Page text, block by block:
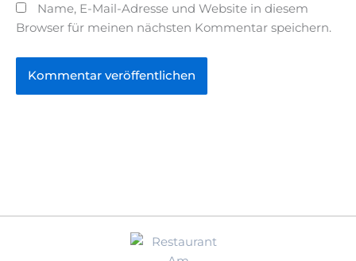
Name, E-Mail-Adresse und Website in diesem
Browser für meinen nächsten Kommentar speichern.